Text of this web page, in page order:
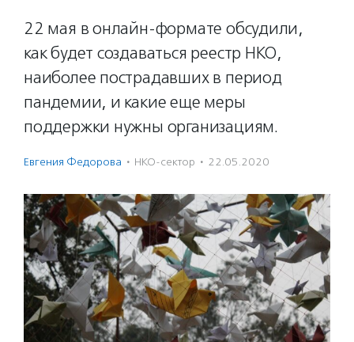
22 мая в онлайн-формате обсудили,
как будет создаваться реестр НКО,
наиболее пострадавших в период
пандемии, и какие еще меры
поддержки нужны организациям.
Евгения Федорова · НКО-сектор · 22.05.2020